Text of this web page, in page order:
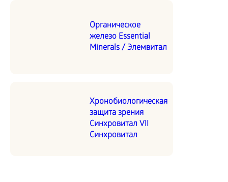
Органическое
железо Essential
Minerals / Элемвитал
Хронобиологическая
защита зрения
Синхровитал VII
Синхровитал